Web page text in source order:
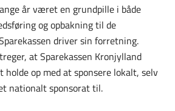
år været en grundpille i både
og opbakning til de
driver sin forretning.
at Sparekassen Kronjylland
op med at sponsere lokalt, selv
nationalt sponsorat til.